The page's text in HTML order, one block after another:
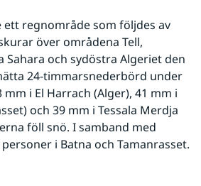
ett regnområde som följdes av
över områdena Tell,
Sahara och sydöstra Algeriet den
24-timmarsnederbörd under
i El Harrach (Alger), 41 mm i
och 39 mm i Tessala Merdja
föll snö. I samband med
i Batna och Tamanrasset.